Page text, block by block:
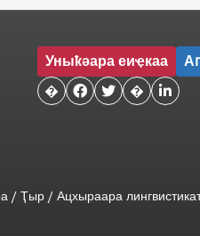
Уныҟәара еиҿкаа
�   � 
/ Ҭыр / Ацхыраара